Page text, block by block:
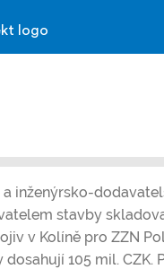
inženýrsko-
stavby
v Kolíně pro ZZN
105 mil. CZK.